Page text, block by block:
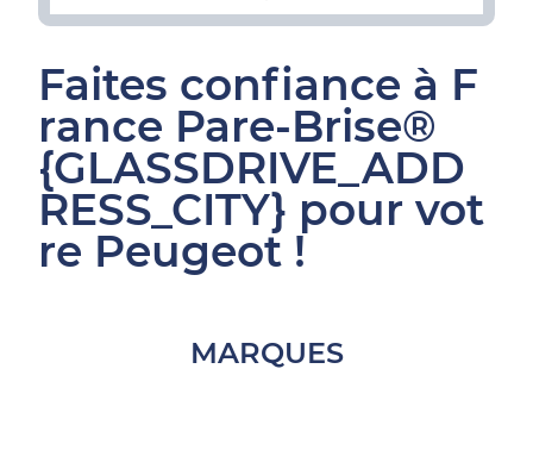
Faites confiance à F
rance Pare-Brise®
{GLASSDRIVE_ADD
RESS_CITY} pour vot
re Peugeot !
MARQUES